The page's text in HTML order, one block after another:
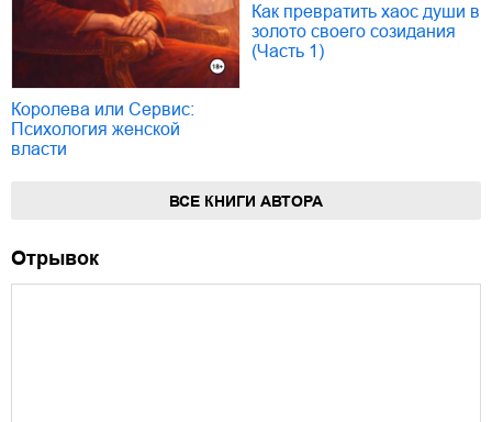
Королева или Сервис:
Психология женской
власти
Как превратить хаос души в
золото своего созидания
(Часть 1)
ВСЕ КНИГИ АВТОРА
Отрывок